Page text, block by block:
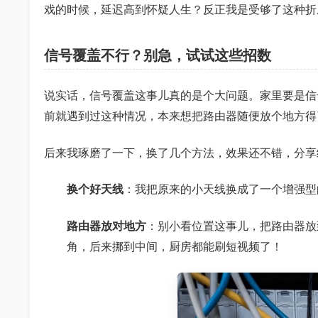
戏的时候，延迟高到怀疑人生？反正我是受够了这种
信号覆盖不行？别急，试试这些招数
说实话，信号覆盖这事儿真的是个大问题。家里要是
前就遇到过这种情况，本来想把路由器随便放个地方
后来我琢磨了一下，换了几个方法，效果还不错，分
换个好天线 ：我把原来的小天线换成了一个增强
路由器放对地方 ：别小看位置这事儿，把路由器
角，后来挪到中间，厨房都能刷短视频了！